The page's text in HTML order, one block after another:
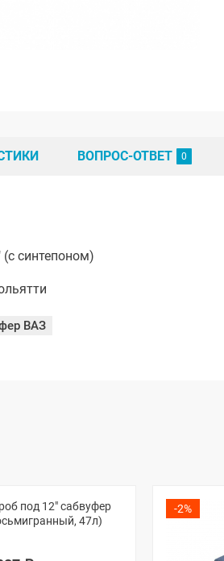
ВОПРОС-ОТВЕТ
синтепоном)
ВАЗ
под 12" сабвуфер
47л)
-2%